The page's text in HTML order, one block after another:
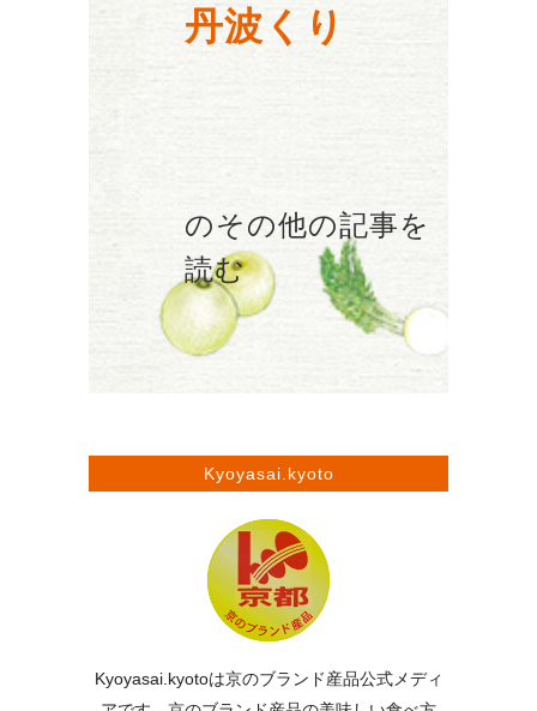
丹波くり
のその他の記事を
読む
Kyoyasai.kyoto
Kyoyasai.kyotoは京のブランド産品公式メディ